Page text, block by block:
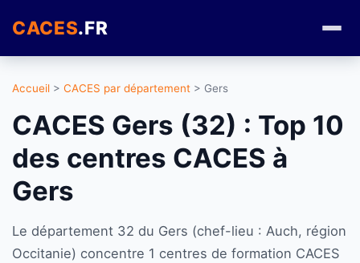
CACES.FR
Accueil > CACES par département > Gers
CACES Gers (32) : Top 10
des centres CACES à
Gers
Le département 32 du Gers (chef-lieu : Auch, région
Occitanie) concentre 1 centres de formation CACES